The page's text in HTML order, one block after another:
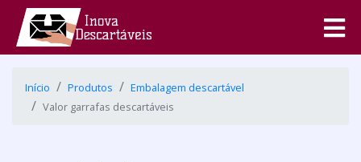
Início Produtos
Embalagem descartável
Valor garrafas descartáveis